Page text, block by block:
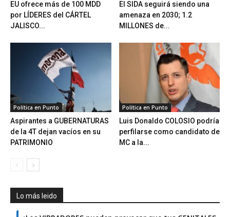
EU ofrece más de 100 MDD
por LÍDERES del CÁRTEL
JALISCO...
El SIDA seguirá siendo una
amenaza en 2030; 1.2
MILLONES de...
Política en Punto
Aspirantes a GUBERNATURAS
de la 4T dejan vacíos en su
PATRIMONIO
Política en Punto
Luis Donaldo COLOSIO podría
perfilarse como candidato de
MC a la...
Lo más leido